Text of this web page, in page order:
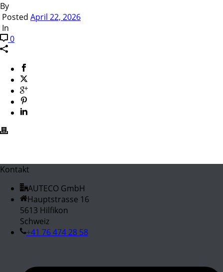
By
Posted April 22, 2026
In
0
Kontakt
AUTECO GmbH
Hauptstrasse 16
5613 Hilfikon
Schweiz
+41 76 474 28 58